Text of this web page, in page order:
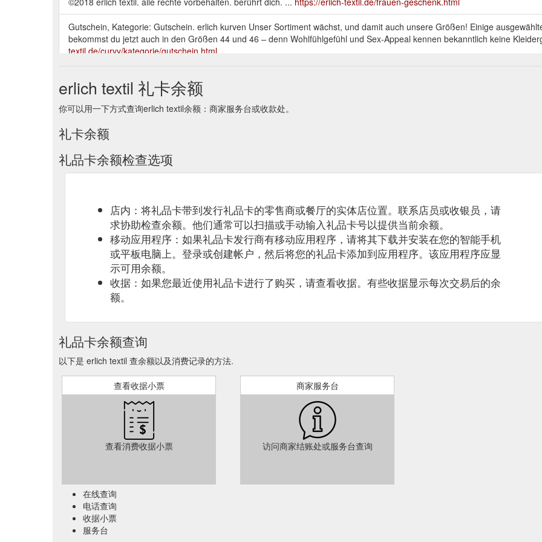
Gutschein, Kategorie: Gutschein. erlich kurven Unser Sortiment wächst, und damit auch unsere Größen! Einige
bekommst du jetzt auch in den Größen 44 und 46 – denn Wohlfühlgefühl und Sex-Appeal kennen bekanntlich keine
textil.de/curvy/kategorie/gutschein.html
https://erlich-textil.de/agb
Gutschein, Kategorie: Gutschein. startseite; frauen. entdecken. neu bei uns bestseller wieder verfügbar limited edition ecru
nachthemden alle oberteile alle unterteile. kollektion . nachtwäsche feminine spitzenwäsche feminine ...
Gutschein, Kategorie: Gutschein. bhs Mehr Kontrolle, besserer Sitz – ein BH mit Verschluss passt sich deinem
Ob mit Spitze oder Tülldesign, unsere BHs unterstreichen in jedem Fall deine natürliche Brustform und schenken dir Halt
Gutschein, Kategorie: Gutschein. startseite; frauen. entdecken. neu bei uns bestseller wieder verfügbar limited edition ecru
geschenkideen. produkte. bhs bralettes bodies & einteiler tops & unterhemden shirts & langarmshirts slips leggings &
nachthemden alle oberteile alle unterteile. kollektion . nachtwäsche feminine spitzenwäsche feminine ...https://erlich-
Gutschein, Kategorie: Gutschein. slips Ob klassisch und in gedeckten Farben für den Alltag, eher sportlich und cool mit
mit wunderschönen Details aus unserer super weichen recycelten Spitze für das gewisse Extra – hier findest du auf jeden
textil.de/slips-frauen/kategorie/gutschein.html
Beste! Unsere sorgfältig ausgewählten Geschenkideen für Sie sind auf jeden Fall eine gute Wahl, denn damit verschenkst
Gutschein and bettwaesche, Kategorie: Gutschein, Kategorie: bettwaesche. startseite; frauen. entdecken. neu bei uns
bestseller wieder verfügbar limited edition ecru geschenkideen. produkte. bhs bralettes bodies & einteiler tops &
socken & feinstrümpfe bikinis & badeanzüge nachthemden alle oberteile alle unterteile. kollektion ...
Die Bettwäsche von erlich textil wird in Portugal produziert und besteht aus hochwertigem Leinen und weichster Baumwolle
(kbA). Unsere Kissen- und Bettdeckenbezüge gibt es übrigens einzeln, aber auch im praktischen Bettwäsche Set zu
Maßen 40x80 sowie 80x80 wählen, während es bei der Bettwäsche 200x200, 155x220 und 135x200 als Maß gibt.
erlich textil 礼卡余额
你可以用一下方式查询erlich textil余额：商家服务台或收款处。
礼卡余额
礼品卡余额检查选项
店内：将礼品卡带到发行礼品卡的零售商或餐厅的实体店位置。联系店员或收银员，请
求协助检查余额。他们通常可以扫描或手动输入礼品卡号以提供当前余额。
移动应用程序：如果礼品卡发行商有移动应用程序，请将其下载并安装在您的智能手机
或平板电脑上。登录或创建帐户，然后将您的礼品卡添加到应用程序。该应用程序应显
示可用余额。
收据：如果您最近使用礼品卡进行了购买，请查看收据。有些收据显示每次交易后的余
额。
礼品卡余额查询
以下是 erlich textil 查余额以及消费记录的方法.
查看收据小票
查看消费收据小票
商家服务台
访问商家结账处或服务台查询
在线查询
电话查询
收据小票
服务台